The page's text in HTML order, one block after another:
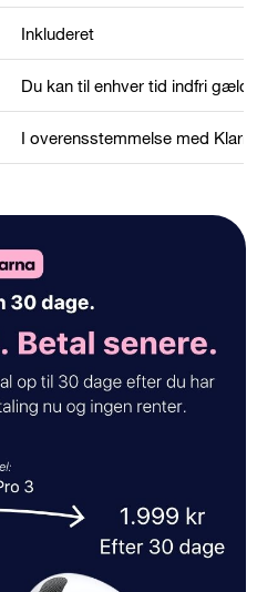
Inkluderet
Du kan til enhver tid indfri
I overensstemmelse med